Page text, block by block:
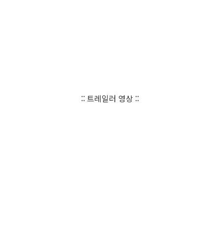
:: 트레일러 영상 ::